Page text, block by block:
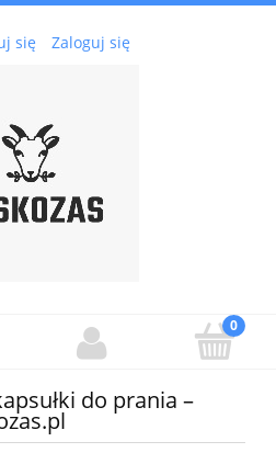
się Zaloguj się
do prania –